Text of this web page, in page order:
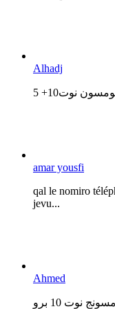
Alhadj
amar yousfi
qal le nomiro
jevu...
Ahmed